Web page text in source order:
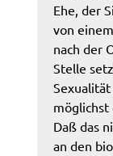
Ehe, der
von
nach der
Stelle
möglichst
Daß das
an den